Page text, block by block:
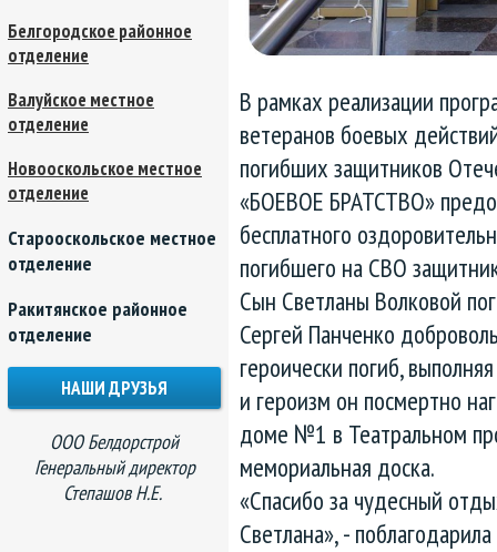
В рамках реализации
ветеранов боевых
погибших защитников
«БОЕВОЕ БРАТСТВО»
бесплатного
погибшего на СВО
Сын Светланы Волковой
Сергей Панченко
героически погиб,
и героизм он посмертно
доме №1 в Театральном
мемориальная доска.
«Спасибо за чудесный
Светлана», -
Белгородское районное
отделение
Валуйское местное
отделение
Новооскольское местное
отделение
Старооскольское местное
отделение
Ракитянское районное
отделение
НАШИ ДРУЗЬЯ
ООО Белдорстрой
Генеральный директор
Степашов Н.Е.